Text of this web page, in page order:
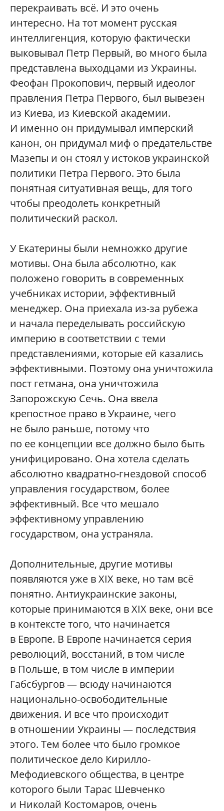
перекраивать всё. И это очень
интересно. На тот момент русская
интеллигенция, которую фактически
выковывал Петр Первый, во много была
представлена выходцами из Украины.
Феофан Прокопович, первый идеолог
правления Петра Первого, был вывезен
из Киева, из Киевской академии.
И именно он придумывал имперский
канон, он придумал миф о предательстве
Мазепы и он стоял у истоков украинской
политики Петра Первого. Это была
понятная ситуативная вещь, для того
чтобы преодолеть конкретный
политический раскол.
У Екатерины были немножко другие
мотивы. Она была абсолютно, как
положено говорить в современных
учебниках истории, эффективный
менеджер. Она приехала из-за рубежа
и начала переделывать российскую
империю в соответствии с теми
представлениями, которые ей казались
эффективными. Поэтому она уничтожила
пост гетмана, она уничтожила
Запорожскую Сечь. Она ввела
крепостное право в Украине, чего
не было раньше, потому что
по ее концепции все должно было быть
унифицировано. Она хотела сделать
абсолютно квадратно-гнездовой способ
управления государством, более
эффективный. Все что мешало
эффективному управлению
государством, она устраняла.
Дополнительные, другие мотивы
появляются уже в XIX веке, но там всё
понятно. Антиукраинские законы,
которые принимаются в XIX веке, они все
в контексте того, что начинается
в Европе. В Европе начинается серия
революций, восстаний, в том числе
в Польше, в том числе в империи
Габсбургов — всюду начинаются
национально-освободительные
движения. И все что происходит
в отношении Украины — последствия
этого. Тем более что было громкое
политическое дело Кирилло-
Мефодиевского общества, в центре
которого были Тарас Шевченко
и Николай Костомаров, очень